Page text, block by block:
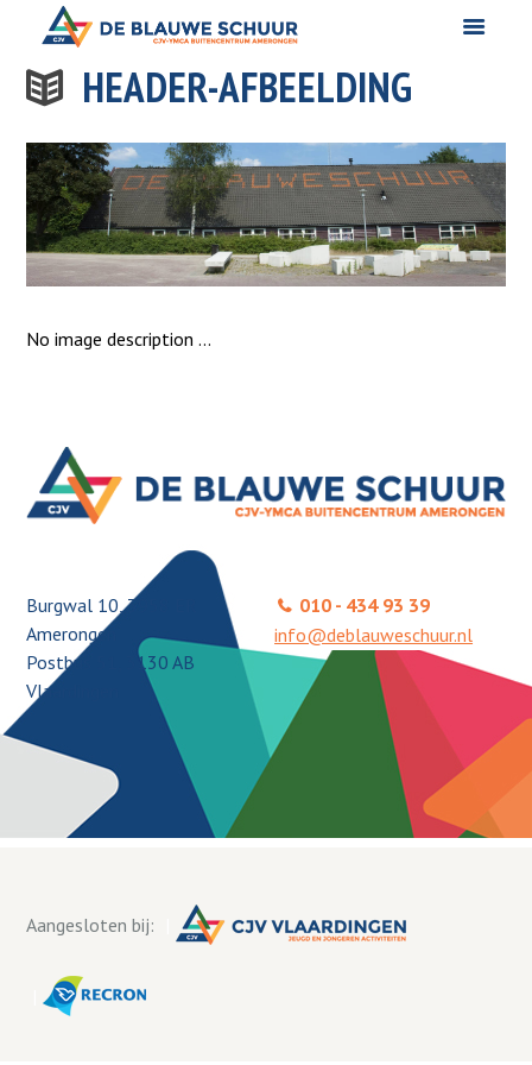
HEADER-AFBEELDING
No image description ...
010 - 434 93 39
info@deblauweschuur.nl
Burgwal 10, 3958 ER
Amerongen
Postbus 51, 3130 AB
Vlaardingen
Aangesloten bij: